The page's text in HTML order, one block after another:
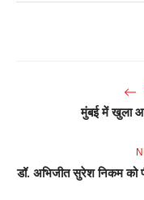
मुंबई में खुला
डॉ. अभिजीत सुरेश निकम को